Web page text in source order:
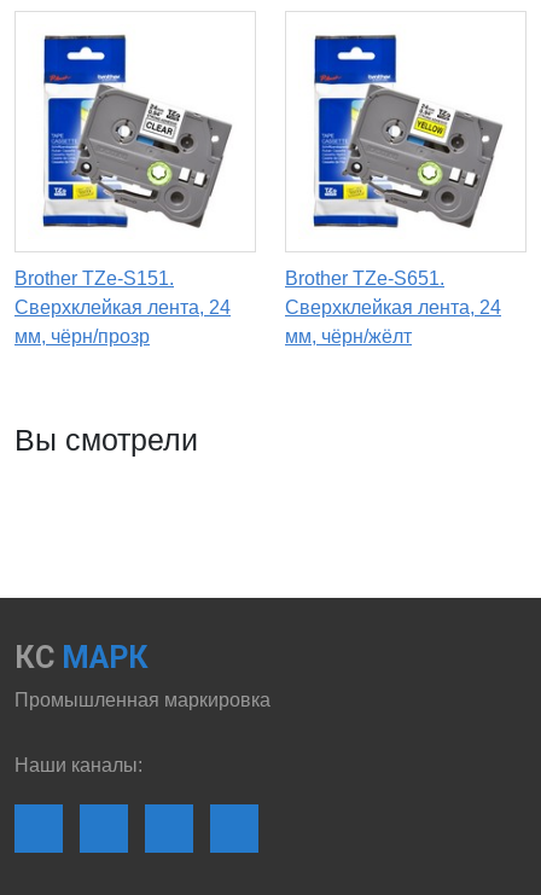
Brother TZe-S151.
Сверхклейкая лента, 24
мм, чёрн/прозр
Brother TZe-S651.
Сверхклейкая лента, 24
мм, чёрн/жёлт
Вы смотрели
КС МАРК
Промышленная маркировка
Наши каналы: